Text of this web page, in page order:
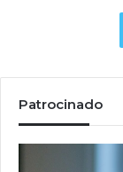
Patrocinado